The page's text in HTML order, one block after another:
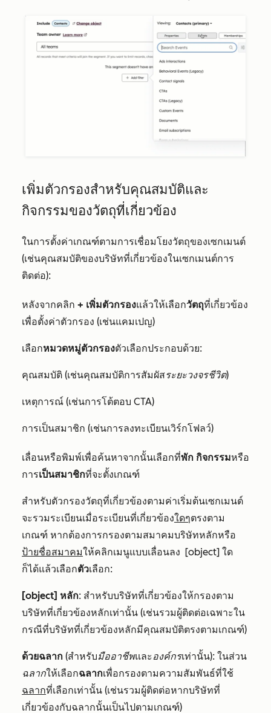
เพิ่มตัวกรองสำหรับคุณสมบัติและ
กิจกรรมของวัตถุที่เกี่ยวข้อง
ในการตั้งค่าเกณฑ์ตามการเชื่อมโยงวัตถุของเซกเมนต์
(เช่นคุณสมบัติของบริษัทที่เกี่ยวข้องในเซกเมนต์การ
ติดต่อ):
หลังจากคลิก + เพิ่มตัวกรองแล้วให้เลือกวัตถุที่เกี่ยวข้อง
เพื่อตั้งค่าตัวกรอง (เช่นแคมเปญ)
เลือกหมวดหมู่ตัวกรองตัวเลือกประกอบด้วย:
คุณสมบัติ (เช่นคุณสมบัติการสัมผัสระยะวงจรชีวิต)
เหตุการณ์ (เช่นการโต้ตอบ CTA)
การเป็นสมาชิก (เช่นการลงทะเบียนเวิร์กโฟลว์)
เลื่อนหรือพิมพ์เพื่อค้นหาจากนั้นเลือกที่พัก กิจกรรมหรือ
การเป็นสมาชิกที่จะตั้งเกณฑ์
สำหรับตัวกรองวัตถุที่เกี่ยวข้องตามค่าเริ่มต้นเซกเมนต์
จะรวมระเบียนเมื่อระเบียนที่เกี่ยวข้องใดๆตรงตาม
เกณฑ์ หากต้องการกรองตามสมาคมบริษัทหลักหรือ
ป้ายชื่อสมาคมให้คลิกเมนูแบบเลื่อนลง [object] ใด
ก็ได้แล้วเลือกตัวเลือก:
[object] หลัก: สำหรับบริษัทที่เกี่ยวข้องให้กรองตาม
บริษัทที่เกี่ยวข้องหลักเท่านั้น (เช่นรวมผู้ติดต่อเฉพาะใน
กรณีที่บริษัทที่เกี่ยวข้องหลักมีคุณสมบัติตรงตามเกณฑ์)
ด้วยฉลาก (สำหรับมืออาชีพและองค์กรเท่านั้น): ในส่วน
ฉลากให้เลือกฉลากเพื่อกรองตามความสัมพันธ์ที่ใช้
ฉลากที่เลือกเท่านั้น (เช่นรวมผู้ติดต่อหากบริษัทที่
เกี่ยวข้องกับฉลากนั้นเป็นไปตามเกณฑ์)